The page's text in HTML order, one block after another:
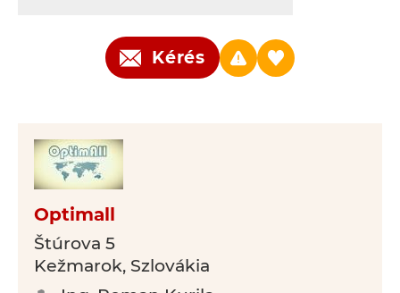
Kérés
Optimall
Štúrova 5
Kežmarok, Szlovákia